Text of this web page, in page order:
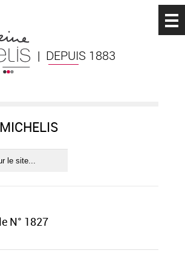
| DEPUIS 1883
N° 1827